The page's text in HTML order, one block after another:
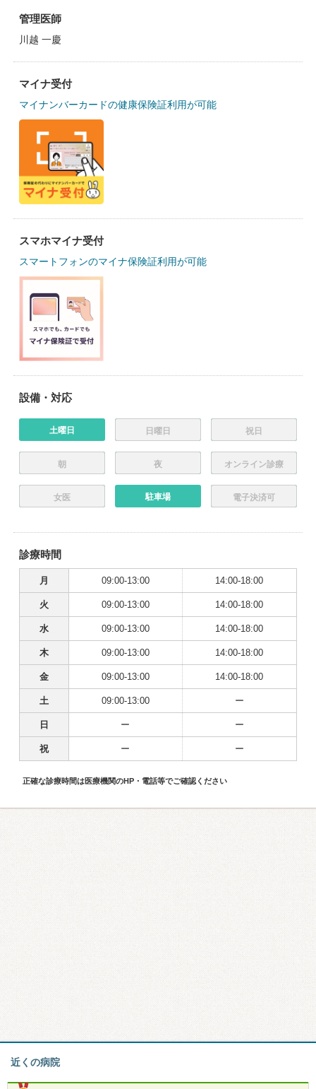
管理医師
川越 一慶
マイナ受付
マイナンバーカードの健康保険証利用が可能
スマホマイナ受付
スマートフォンのマイナ保険証利用が可能
設備・対応
土曜日 日曜日 祝日
朝 夜 オンライン診療
女医 駐車場 電子決済可
診療時間
月 09:00-13:00 14:00-18:00
火 09:00-13:00 14:00-18:00
水 09:00-13:00 14:00-18:00
木 09:00-13:00 14:00-18:00
金 09:00-13:00 14:00-18:00
土 09:00-13:00 ー
日 ー ー
祝 ー ー
正確な診療時間は医療機関のHP・電話等でご確認ください
近くの病院